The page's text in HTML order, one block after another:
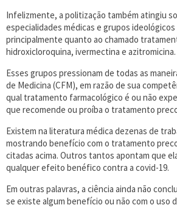
Infelizmente, a politização também atingiu
especialidades médicas e grupos
principalmente quanto ao chamado
hidroxicloroquina, ivermectina e azitromicina.
Esses grupos pressionam de todas as
de Medicina (CFM), em razão de sua
qual tratamento farmacológico é ou não
que recomende ou proíba o tratamento
Existem na literatura médica dezenas de
mostrando benefício com o tratamento
citadas acima. Outros tantos apontam que
qualquer efeito benéfico contra a covid-19.
Em outras palavras, a ciência ainda não
se existe algum benefício ou não com o uso